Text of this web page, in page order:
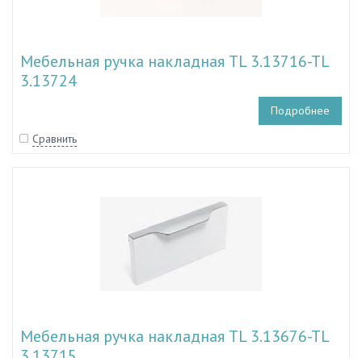
Мебельная ручка накладная TL 3.13716-TL
3.13724
Подробнее
Сравнить
Мебельная ручка накладная TL 3.13676-TL